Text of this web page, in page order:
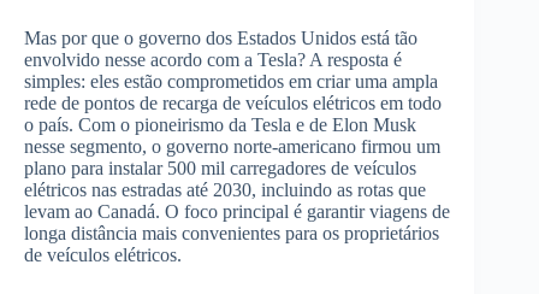
Mas por que o governo dos Estados Unidos está tão
envolvido nesse acordo com a Tesla? A resposta é
simples: eles estão comprometidos em criar uma ampla
rede de pontos de recarga de veículos elétricos em todo
o país. Com o pioneirismo da Tesla e de Elon Musk
nesse segmento, o governo norte-americano firmou um
plano para instalar 500 mil carregadores de veículos
elétricos nas estradas até 2030, incluindo as rotas que
levam ao Canadá. O foco principal é garantir viagens de
longa distância mais convenientes para os proprietários
de veículos elétricos.